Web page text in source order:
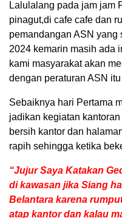
Lalulalang pada jam jam
pinagut,di cafe cafe dan
pemandangan ASN yang
2024 kemarin masih ada
kami masyarakat akan
dengan peraturan ASN
Sebaiknya hari Pertama
jadikan kegiatan
bersih kantor dan
rapih sehingga ketika
“Jujur Saya Katakan
di kawasan jika Siang
Belantara karena
atap kantor dan kalau